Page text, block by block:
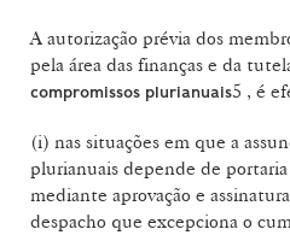
A autorização prévia dos
pela área das finanças e da
compromissos plurianuais5 , é
(i) nas situações em que a
plurianuais depende de
mediante aprovação e
despacho que excepciona o